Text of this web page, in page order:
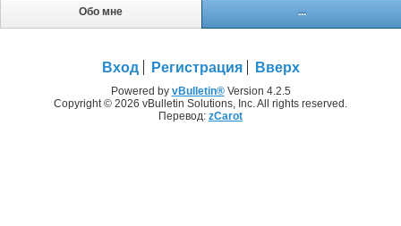
Обо мне ...
Вход Регистрация Вверх
Powered by vBulletin®Version 4.2.5
Copyright © 2026 vBulletin Solutions, Inc. All rights reserved.
Перевод: zCarot